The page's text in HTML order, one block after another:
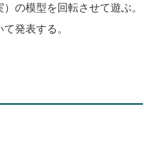
の模型を回転させて遊ぶ。
発表する。